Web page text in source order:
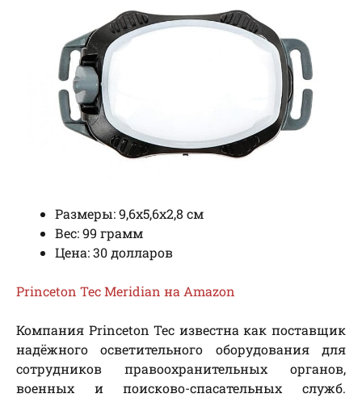
Размеры: 9,6х5,6х2,8 см
Вес: 99 грамм
Цена: 30 долларов
Princeton Tec Meridian на Amazon
Компания Princeton Tec известна как поставщик
надёжного осветительного оборудования для
сотрудников правоохранительных органов,
военных и поисково-спасательных служб.